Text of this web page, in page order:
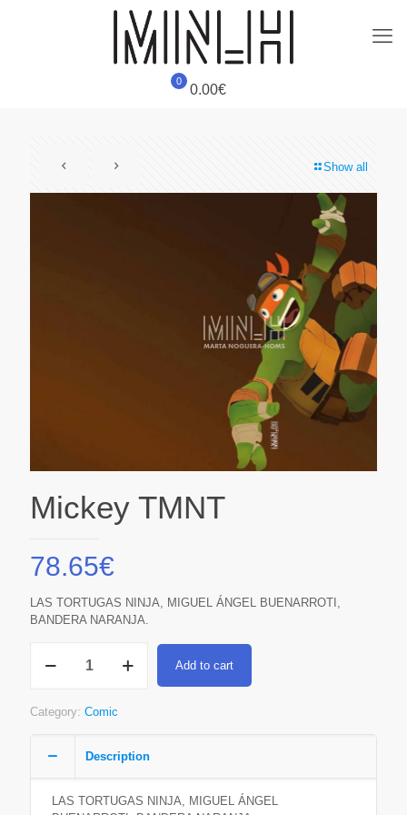
0
0.00€
Show all
Mickey TMNT
78.65€
LAS TORTUGAS NINJA, MIGUEL ÁNGEL BUENARROTI,
BANDERA NARANJA.
TMNT
Add to cart
Category: Comic
Description
LAS TORTUGAS NINJA, MIGUEL ÁNGEL